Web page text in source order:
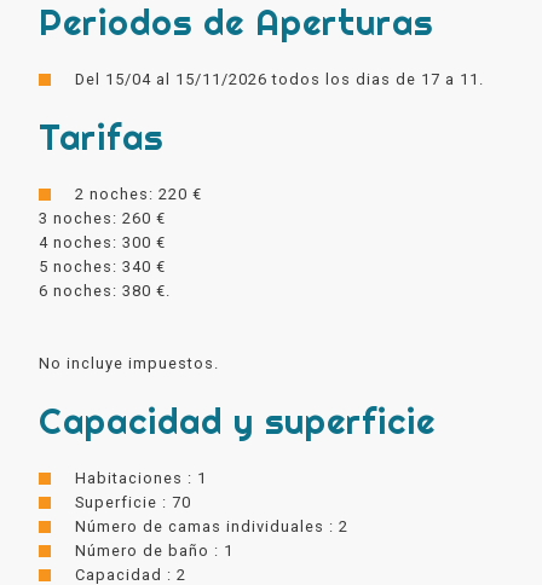
Periodos de Aperturas
Del 15/04 al 15/11/2026 todos los dias de 17 a 11.
Tarifas
2 noches: 220 €
3 noches: 260 €
4 noches: 300 €
5 noches: 340 €
6 noches: 380 €.
No incluye impuestos.
Capacidad y superficie
Habitaciones : 1
Superficie : 70
Número de camas individuales : 2
Número de baño : 1
Capacidad : 2